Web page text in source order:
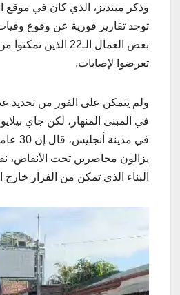
وذكر مينديز، الذي كان في موقع
توجد تقارير فورية عن وقوع
بعض العمال الـ22
تعرضوا لإصابات.
ولم يتمكن على الفور من تحديد
في المبنى المنهار، لكن جاي
في
يزالون محاصرين تحت الأنقاض،
البناء الذي تمكن من الفرار